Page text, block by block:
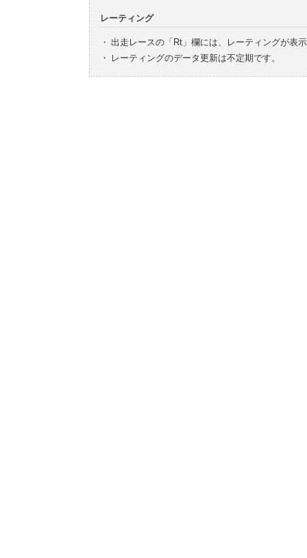
レーティング
・ 出走レースの「Rt」欄には、レーティングが表
・
レーティングのデータ更新は不定期です。